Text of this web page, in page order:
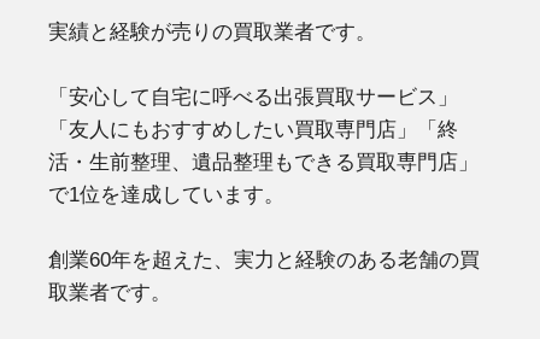
実績と経験が売りの買取業者です。
「安心して自宅に呼べる出張買取サービス」
「友人にもおすすめしたい買取専門店」「終
活・生前整理、遺品整理もできる買取専門店」
で1位を達成しています。
創業60年を超えた、実力と経験のある老舗の買
取業者です。